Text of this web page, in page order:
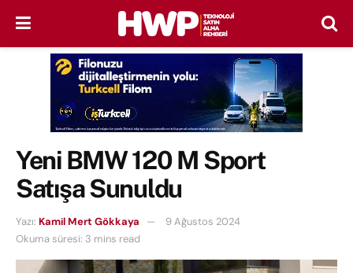
Yeni BMW 120 M Sport
Satışa Sunuldu
Yazı: Kamil Mert Gökkaya
9 Ağustos 2024
Okuma süresi: 3 mins read